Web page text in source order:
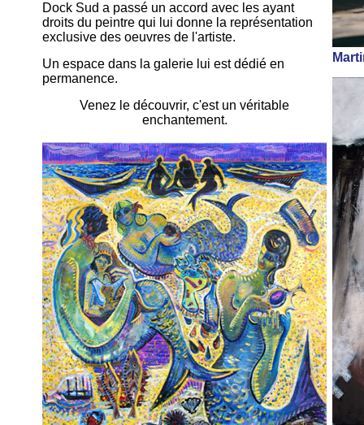
Dock Sud a passé un accord avec les ayant
droits du peintre qui lui donne la représentation
exclusive des oeuvres de l'artiste.
Un espace dans la galerie lui est dédié en
permanence.
Venez le découvrir, c'est un véritable
enchantement.